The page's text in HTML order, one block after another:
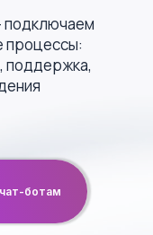
ботам
подключаем
процессы:
поддержка,